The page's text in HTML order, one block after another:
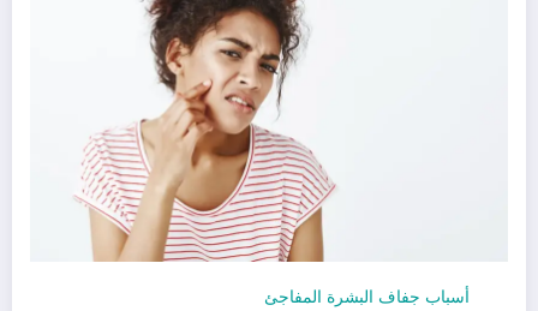
أسباب جفاف البشرة المفاجئ